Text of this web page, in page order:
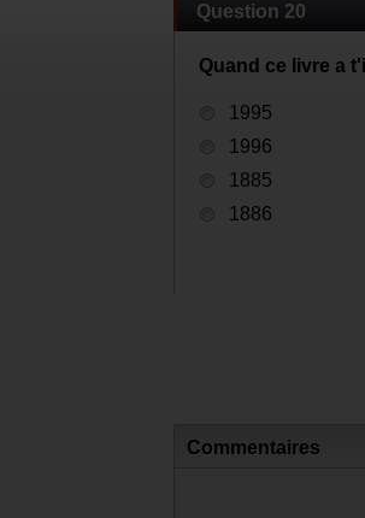
Question 20
Quand ce livre a
1995
1996
1885
1886
Commentaires